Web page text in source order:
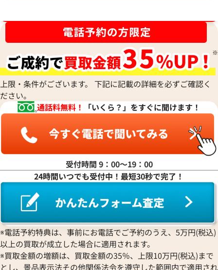
上限・条件がございます。 下記に記載の詳細を必ずご確認く
ださい。
通話料無料！
「いくら？」をすぐに聞けます！
受付時間 9：00〜19：00
24時間いつでも受付中！最短30秒で完了！
※電話予約特典は、事前にお電話でご予約のうえ、5万円(税込)
以上の買取が成立した場合に適用されます。
※買取金額の増額は、買取金額の35％、上限10万円(税込)まで
とし、景品表示法その他関係法令を遵守した範囲内で適用され